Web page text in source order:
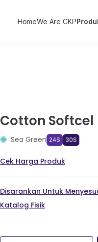
HomeWe Are CKP
Cotton Softcel
Sea Green 24S 30S
Cek Harga Produk
Disarankan Untuk
Katalog Fisik